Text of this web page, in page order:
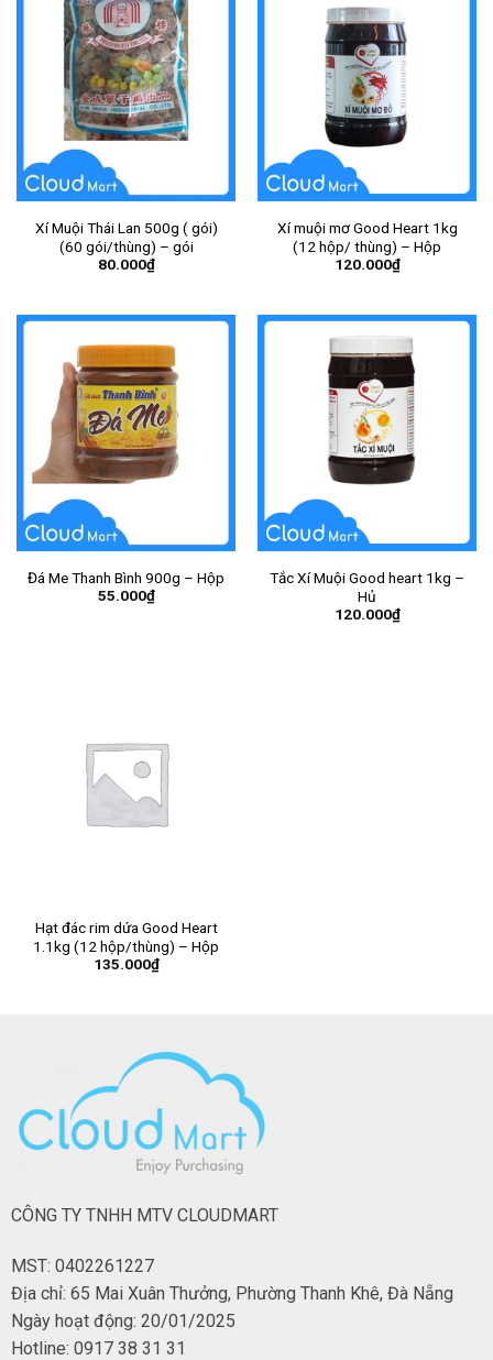
Xí Muội Thái Lan 500g ( gói)
(60 gói/thùng) – gói
80.000₫
Xí muội mơ Good Heart 1kg
(12 hộp/ thùng) – Hộp
120.000₫
Đá Me Thanh Bình 900g – Hộp
55.000₫
Tắc Xí Muội Good heart 1kg –
Hủ
120.000₫
Hạt đác rim dứa Good Heart
1.1kg (12 hộp/thùng) – Hộp
135.000₫
CÔNG TY TNHH MTV CLOUDMART
MST: 0402261227
Địa chỉ: 65 Mai Xuân Thưởng, Phường Thanh Khê, Đà Nẵng
Ngày hoạt động: 20/01/2025
Hotline: 0917 38 31 31